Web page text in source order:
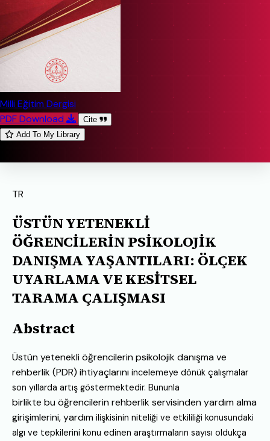
Milli Eğitim Dergisi
PDF Download
Cite
Add To My Library
TR
ÜSTÜN YETENEKLİ
ÖĞRENCİLERİN PSİKOLOJİK
DANIŞMA YAŞANTILARI: ÖLÇEK
UYARLAMA VE KESİTSEL
TARAMA ÇALIŞMASI
Abstract
Üstün yetenekli öğrencilerin psikolojik danışma ve
rehberlik (PDR) ihtiyaçlarını incelemeye dönük çalışmalar
son yıllarda artış göstermektedir. Bununla
birlikte bu öğrencilerin rehberlik servisinden yardım alma
girişimlerini, yardım ilişkisinin niteliği ve etkililiği konusundaki
algı ve tepkilerini konu edinen araştırmaların sayısı oldukça